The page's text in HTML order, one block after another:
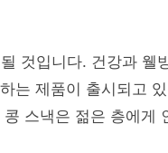
것입니다. 건강과 웰
는 제품이 출시되고
스낵은 젊은 층에게